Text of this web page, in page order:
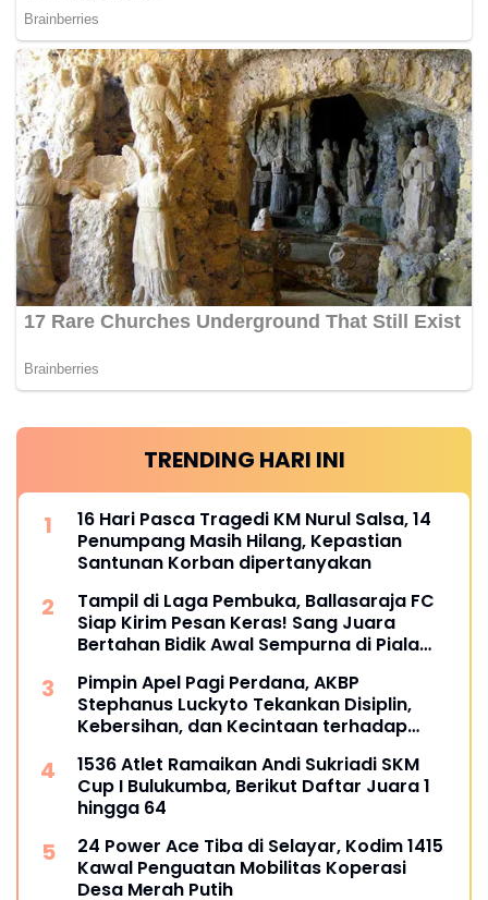
TRENDING HARI INI
16 Hari Pasca Tragedi KM Nurul Salsa, 14
Penumpang Masih Hilang, Kepastian
Santunan Korban dipertanyakan
Tampil di Laga Pembuka, Ballasaraja FC
Siap Kirim Pesan Keras! Sang Juara
Bertahan Bidik Awal Sempurna di Piala
Pimpin Apel Pagi Perdana, AKBP
Stephanus Luckyto Tekankan Disiplin,
Kebersihan, dan Kecintaan terhadap
1536 Atlet Ramaikan Andi Sukriadi SKM
Cup I Bulukumba, Berikut Daftar Juara 1
hingga 64
24 Power Ace Tiba di Selayar, Kodim 1415
Kawal Penguatan Mobilitas Koperasi
Desa Merah Putih